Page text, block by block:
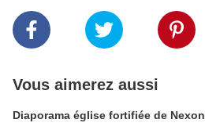
Vous aimerez aussi
Diaporama église fortifiée de Nexon